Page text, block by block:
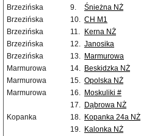
Brzezińska
9. Śnieżna NŻ
Brzezińska
10. CH M1
Brzezińska
11. Kerna NŻ
Brzezińska
12. Janosika
Brzezińska
13. Marmurowa
Marmurowa
14. Beskidzka NŻ
Marmurowa
15. Opolska NŻ
Marmurowa
16. Moskuliki #
17. Dąbrowa NŻ
Kopanka
18. Kopanka 24a NŻ
19. Kalonka NŻ